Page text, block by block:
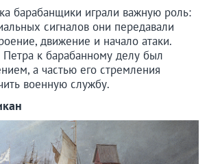
барабанщики играли важную роль:
сигналов они передавали
движение и начало атаки.
к барабанному делу был
а частью его стремления
военную службу.